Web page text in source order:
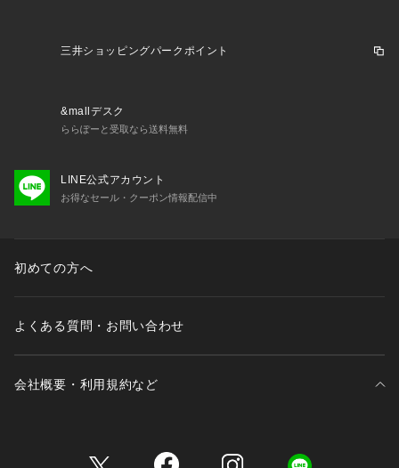
三井ショッピングパークポイント
&mallデスク
ららぽーと受取なら送料無料
LINE公式アカウント
お得なセール・クーポン情報配信中
初めての方へ
よくある質問・お問い合わせ
会社概要・利用規約など